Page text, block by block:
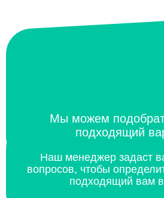
Мы можем
подходящий
Наш менеджер задаст
вопросов, чтобы
подходящий вам